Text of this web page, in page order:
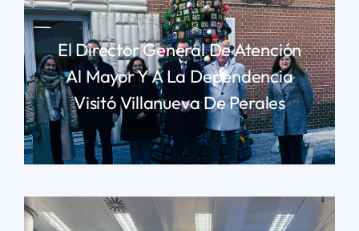
El Director General De Atención
Al Mayor Y A La Dependencia
Visitó Villanueva De Perales
LEER MÁS